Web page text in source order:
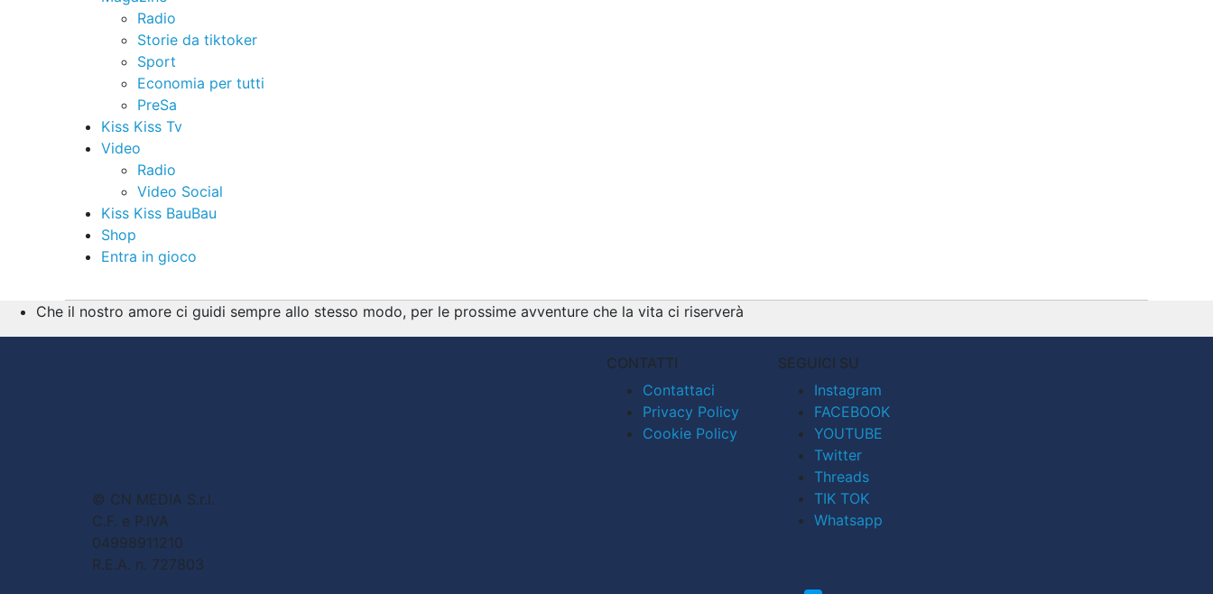
Radio
Storie da tiktoker
Sport
Economia per tutti
PreSa
Kiss Kiss Tv
Video
Radio
Video Social
Kiss Kiss BauBau
Shop
Entra in gioco
Che il nostro amore ci guidi sempre allo stesso modo, per le prossime avventure che la vita ci riserverà
© CN MEDIA S.r.l.
C.F. e P.IVA
04998911210
R.E.A. n. 727803
CONTATTI
Contattaci
Privacy Policy
Cookie Policy
SEGUICI SU
Instagram
FACEBOOK
YOUTUBE
Twitter
Threads
TIK TOK
Whatsapp